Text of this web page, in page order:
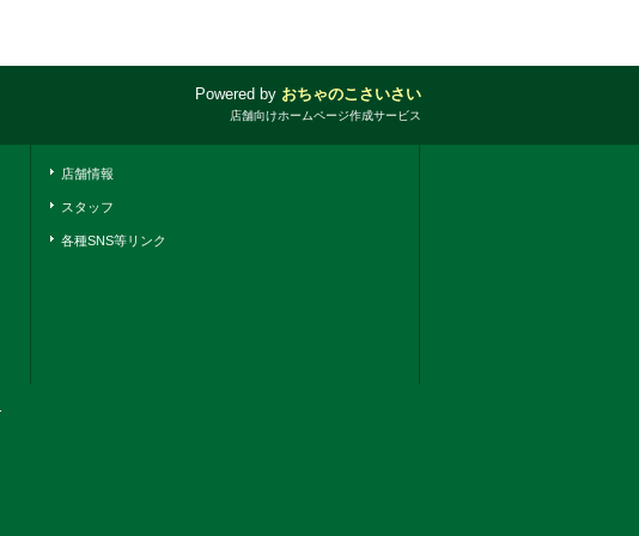
Powered by おちゃのこさいさい
店舗向けホームページ作成サービス
店舗情報
スタッフ
各種SNS等リンク